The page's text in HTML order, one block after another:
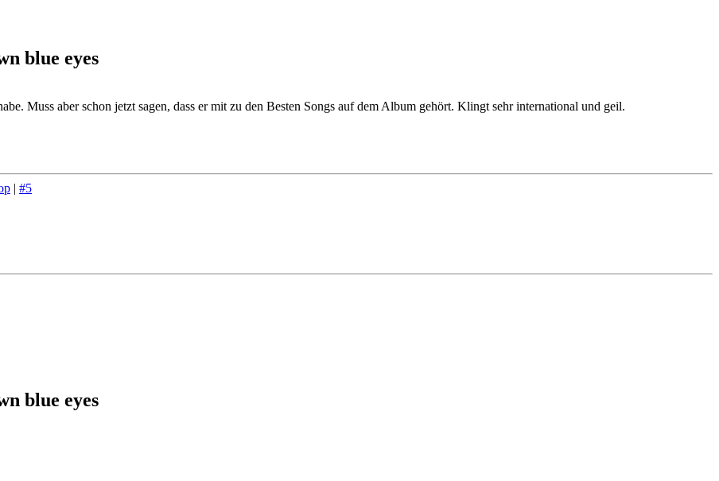
blue eyes
Muss aber schon jetzt sagen, dass er mit zu den Besten Songs auf dem Album gehört. Klingt sehr international und geil.
| #5
blue eyes